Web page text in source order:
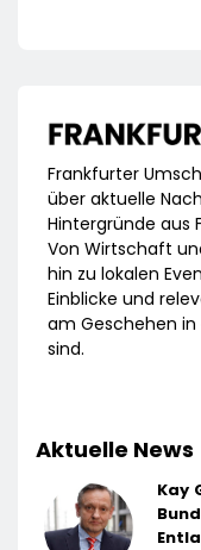
Frankfurter
über aktuelle
Hintergründe aus
Von Wirtschaft
hin zu lokalen
Einblicke und
am Geschehen
sind.
Aktuelle News
Kay